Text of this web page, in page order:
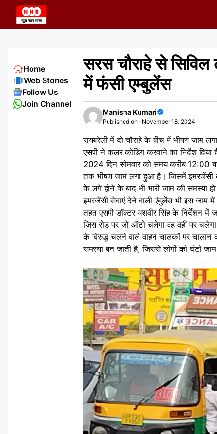
content
सरस चौराहे से
में फंसी एम्बुलेंस
Manisha Kumari
Published on -November 18, 2024
रायबरेली में दो चौराहे के बीच में भीषण
एसपी ने कलर कोडिंग करवाने का निर्देश
2024 दिन सोमवार को समय करीब 12:00
तक भीषण जाम लगा हुआ है। जिसमें इमरजेंसी
के लगे होने के बाद भी भारी जाम की समस्या
इमरजेंसी सेवाएं देने वाली एंबुलेंस भी इस जाम
तहत एसपी डॉक्टर यशवीर सिंह के निर्देशन
जिस रोड पर जो ऑटो चलेगा वह वहीं पर
के विरुद्ध चलने वाले वाहन चालकों पर चालान
समस्या बन जाती है, जिससे लोगों को घंटो
Home
Web Stories
Follow Us
Join Channel